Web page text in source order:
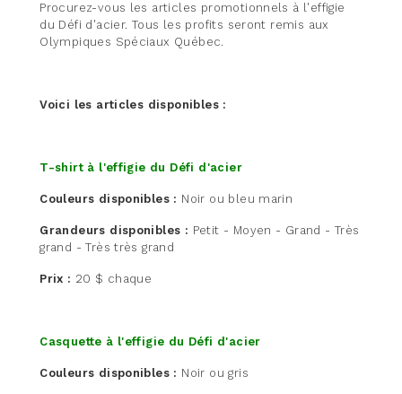
Procurez-vous les articles promotionnels à l'effigie
du Défi d'acier. Tous les profits seront remis aux
Olympiques Spéciaux Québec.
Voici les articles disponibles :
T-shirt à l'effigie du Défi d'acier
Couleurs disponibles : Noir ou bleu marin
Grandeurs disponibles : Petit - Moyen - Grand - Très
grand - Très très grand
Prix : 20 $ chaque
Casquette à l'effigie du Défi d'acier
Couleurs disponibles : Noir ou gris